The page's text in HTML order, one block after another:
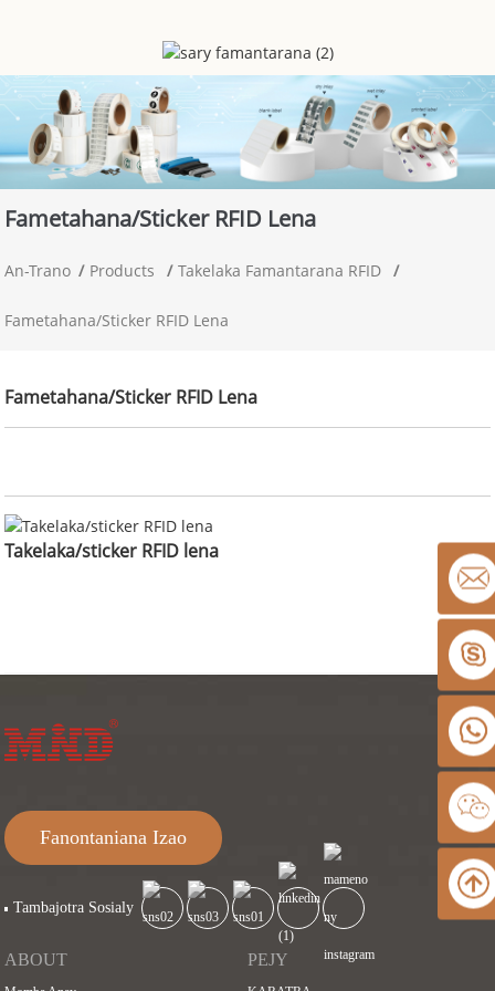
Fametahana/sticker RFID Lena
An-Trano Products Takelaka Famantarana RFID
Fametahana/sticker RFID Lena
Fametahana/sticker RFID Lena
Takelaka/sticker RFID lena
Fanontaniana Izao
Tambajotra Sosialy
ABOUT PEJY